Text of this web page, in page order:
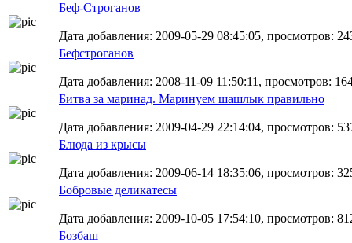
Беф-Строганов
Дата добавления: 2009-05-29 08:45:05, просмотров:
Бефстроганов
Дата добавления: 2008-11-09 11:50:11, просмотров:
Битва за маринад. Маринуем шашлык правильно
Дата добавления: 2009-04-29 22:14:04, просмотров:
Блюда из крысы
Дата добавления: 2009-06-14 18:35:06, просмотров:
Бобровые деликатесы
Дата добавления: 2009-10-05 17:54:10, просмотров:
Бозбаш